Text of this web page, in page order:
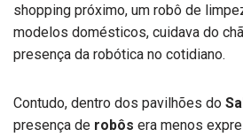
shopping próximo, um robô de
modelos domésticos, cuidava do
presença da robótica no cotidiano.
Contudo, dentro dos pavilhões do
presença de robôs era menos